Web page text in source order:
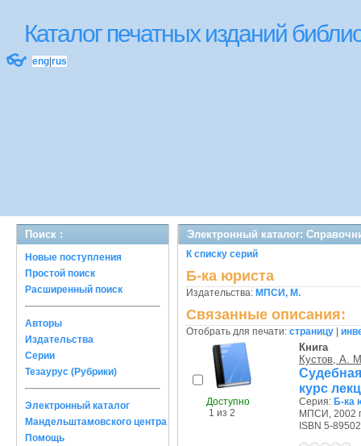
Каталог печатных изданий
👓 eng rus
Поиск :
Новые поступления
Простой поиск
Расширенный поиск
Авторы
Издательства
Серии
Тезаурус (Рубрики)
Электронный каталог
Мандельштамовского центра
Помощь
Электронный каталог:
К списку серий
Б-ка юриста
Издательства: МПСИ, М.
Связанные описания:
Отобрать для печати: страницу
Доступно
1 из 2
Книга
Кустов, А.
курс
Серия: Б-ка
МПСИ, 2002
ISBN 5-